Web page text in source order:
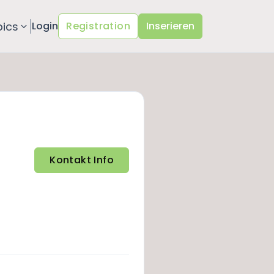
Login Registration Inserieren
Kontakt Info